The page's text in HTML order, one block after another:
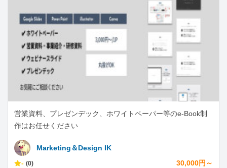
営業資料、プレゼンデック、ホワイトペーパー等のe-Book制
作はお任せください
Marketing＆Design IK
- (0) 30,000円～